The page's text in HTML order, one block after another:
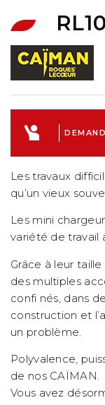
Les travaux
qu’un vieux
Les mini
variété de travail
Grâce à leur
des multiples
confi nés, dans
construction et
un problème.
Polyvalence,
de nos CAÏMAN.
Vous avez